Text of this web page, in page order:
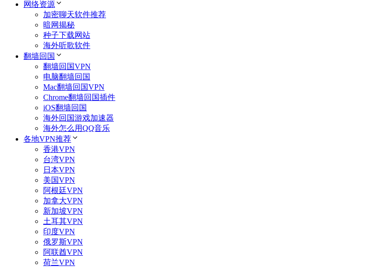
网络资源
加密聊天软件推荐
暗网揭秘
种子下载网站
海外听歌软件
翻墙回国
翻墙回国VPN
电脑翻墙回国
Mac翻墙回国VPN
Chrome翻墙回国插件
iOS翻墙回国
海外回国游戏加速器
海外怎么用QQ音乐
各地VPN推荐
香港VPN
台湾VPN
日本VPN
美国VPN
阿根廷VPN
加拿大VPN
新加坡VPN
土耳其VPN
印度VPN
俄罗斯VPN
阿联酋VPN
荷兰VPN